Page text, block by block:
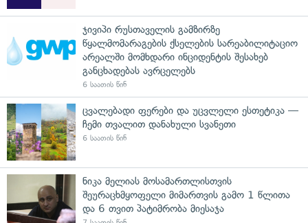
ჯივიპი რუსთაველის გამზირზე
წყალმომარაგების ქსელების სარეაბილიტაციო
არეალში მომხდარი ინციდენტის შესახებ
განცხადებას ავრცელებს
6 საათის წინ
ცვალებადი ფერები და უცვლელი ესთეტიკა —
ჩემი თვალით დანახული სვანეთი
6 საათის წინ
ნიკა მელიას მოსამართლისთვის
შეურაცხმყოფელი მიმართვის გამო 1 წლითა
და 6 თვით პატიმრობა მიესაჯა